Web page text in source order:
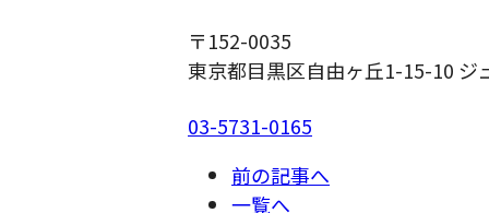
〒152-0035
東京都目黒区自由ヶ丘1-15-10 ジ
03-5731-0165
前の記事へ
一覧へ